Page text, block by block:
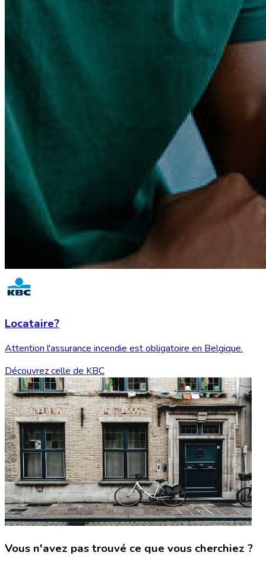
Locataire?
Attention l'assurance incendie est obligatoire en Belgique.
Découvrez celle de KBC
Vous n'avez pas trouvé ce que vous cherchiez ?